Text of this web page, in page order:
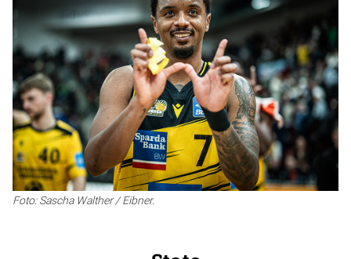
Foto: Sascha Walther / Eibner.